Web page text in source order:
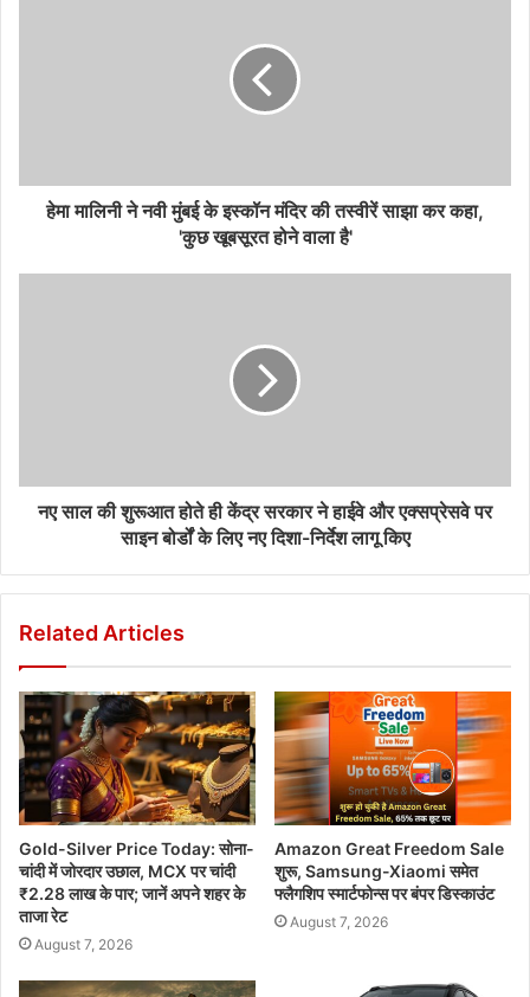
हेमा मालिनी ने नवी मुंबई के इस्कॉन मंदिर की तस्वीरें साझा कर कहा,
'कुछ खूबसूरत होने वाला है'
नए साल की शुरूआत होते ही केंद्र सरकार ने हाईवे और एक्सप्रेसवे पर
साइन बोर्डों के लिए नए दिशा-निर्देश लागू किए
Related Articles
Gold-Silver Price Today: सोना-
चांदी में जोरदार उछाल, MCX पर चांदी
₹2.28 लाख के पार; जानें अपने शहर के
ताजा रेट
August 7, 2026
Amazon Great Freedom Sale
शुरू, Samsung-Xiaomi समेत
फ्लैगशिप स्मार्टफोन्स पर बंपर डिस्काउंट
August 7, 2026